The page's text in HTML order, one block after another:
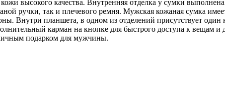
высокого качества. Внутренняя отделка у сумки
ручки, так и плечевого ремня. Мужская кожаная сумка
Внутри планшета, в одном из отделений присутствует
карман на кнопке для быстрого доступа к вещам
подарком для мужчины.